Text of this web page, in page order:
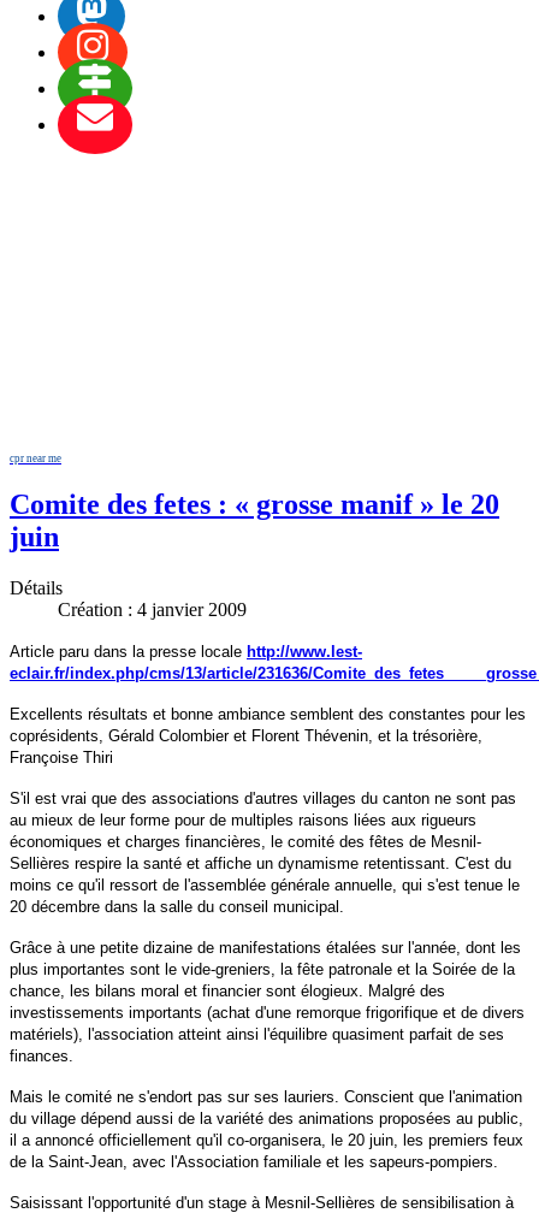
cpr near me
Comite des fetes : « grosse manif » le 20
juin
Détails
Création : 4 janvier 2009
Article paru dans la presse locale http://www.lest-
eclair.fr/index.php/cms/13/article/231636/
Excellents résultats et bonne ambiance semblent des constantes pour les
coprésidents, Gérald Colombier et Florent Thévenin, et la trésorière,
Françoise Thiri
S'il est vrai que des associations d'autres villages du canton ne sont pas
au mieux de leur forme pour de multiples raisons liées aux rigueurs
économiques et charges financières, le comité des fêtes de Mesnil-
Sellières respire la santé et affiche un dynamisme retentissant. C'est du
moins ce qu'il ressort de l'assemblée générale annuelle, qui s'est tenue le
20 décembre dans la salle du conseil municipal.
Grâce à une petite dizaine de manifestations étalées sur l'année, dont les
plus importantes sont le vide-greniers, la fête patronale et la Soirée de la
chance, les bilans moral et financier sont élogieux. Malgré des
investissements importants (achat d'une remorque frigorifique et de divers
matériels), l'association atteint ainsi l'équilibre quasiment parfait de ses
finances.
Mais le comité ne s'endort pas sur ses lauriers. Conscient que l'animation
du village dépend aussi de la variété des animations proposées au public,
il a annoncé officiellement qu'il co-organisera, le 20 juin, les premiers feux
de la Saint-Jean, avec l'Association familiale et les sapeurs-pompiers.
Saisissant l'opportunité d'un stage à Mesnil-Sellières de sensibilisation à